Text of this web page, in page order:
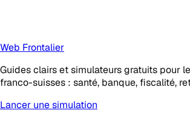
Web Frontalier
Guides clairs et simulateurs gratuits pour
franco-suisses : santé, banque, fiscalité,
Lancer une simulation